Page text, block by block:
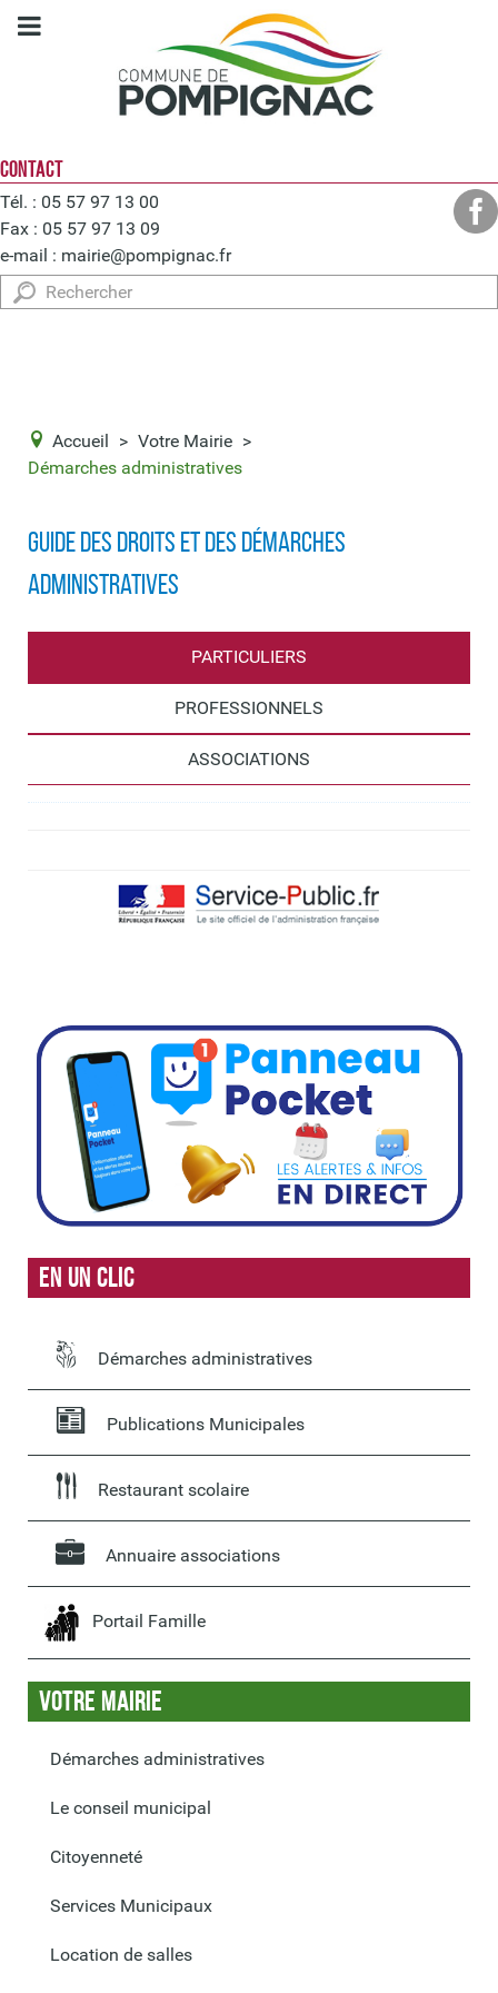
CONTACT
Tél. : 05 57 97 13 00
Fax : 05 57 97 13 09
e-mail : mairie@pompignac.fr
Rechercher
Accueil > Votre Mairie >
Démarches administratives
Guide des droits et des démarches
administratives
PARTICULIERS
PROFESSIONNELS
ASSOCIATIONS
En un clic
Démarches administratives
Publications Municipales
Restaurant scolaire
Annuaire associations
Portail Famille
Votre Mairie
Démarches administratives
Le conseil municipal
Citoyenneté
Services Municipaux
Location de salles